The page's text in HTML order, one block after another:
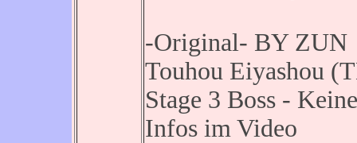
-Original- BY ZUN
Touhou Eiyashou
Stage 3 Boss -
Infos im Video